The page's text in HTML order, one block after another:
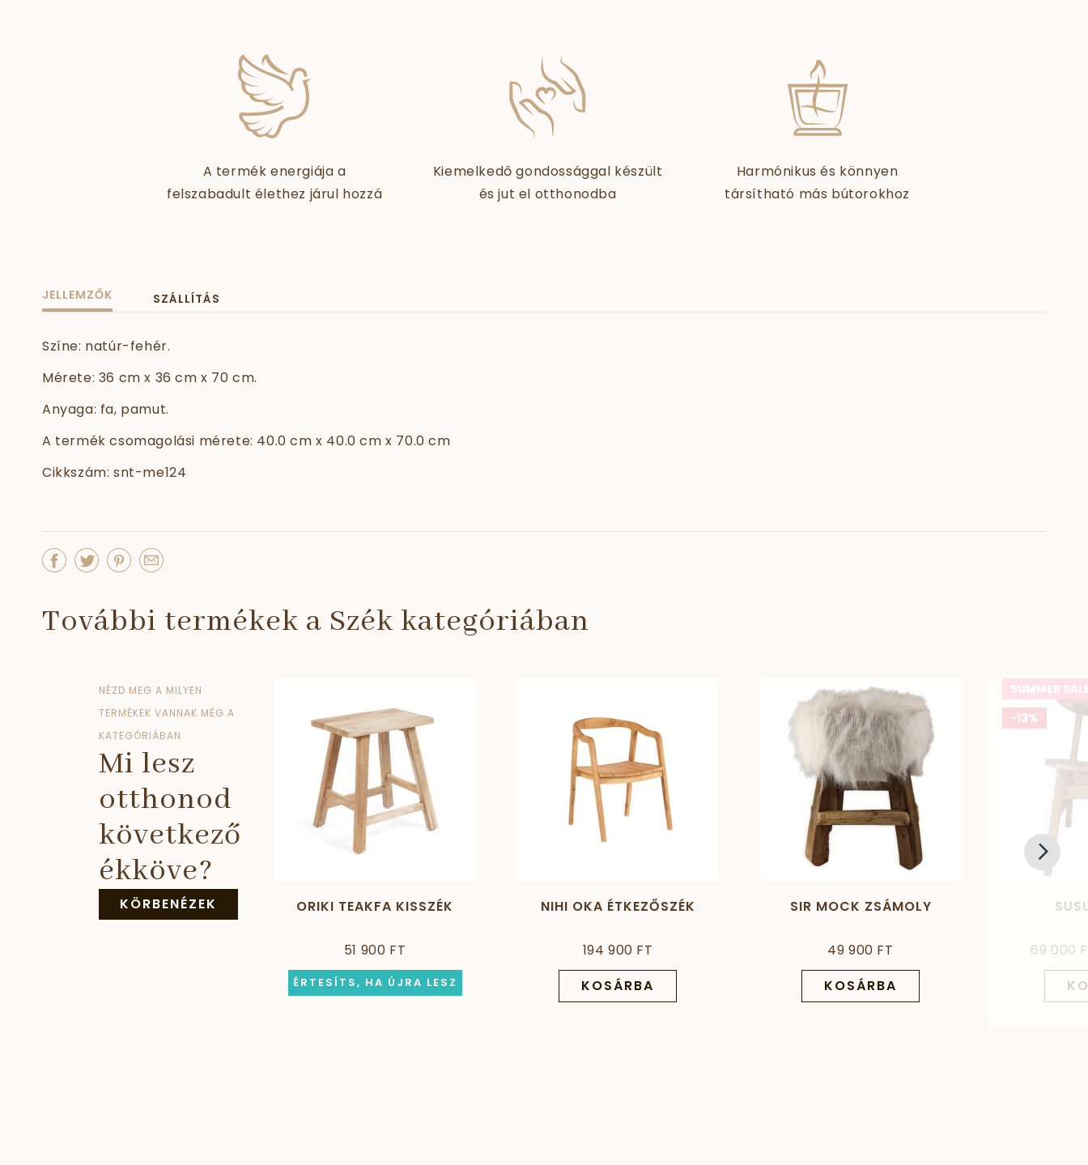
A termék energiája a
felszabadult élethez járul hozzá
Kiemelkedő gondossággal készült
és jut el otthonodba
Harmónikus és könnyen
társítható más bútorokhoz
JELLEMZŐK SZÁLLÍTÁS
Színe: natúr-fehér.
Mérete: 36 cm x 36 cm x 70 cm.
Anyaga: fa, pamut.
A termék csomagolási mérete: 40.0 cm x 40.0 cm x 70.0 cm
Cikkszám: snt-me124
További termékek a Szék kategóriában
NÉZD MEG A MILYEN
TERMÉKEK VANNAK MÉG A
KATEGÓRIÁBAN
Mi lesz
otthonod
következő
ékköve?
KÖRBENÉZEK ORIKI TEAKFA KISSZÉK
51 900 FT
ÉRTESÍTS, HA ÚJRA LESZ
NIHI OKA ÉTKEZŐSZÉK
194 900 FT
KOSÁRBA
SIR MOCK ZSÁMOLY
49 900 FT
KOSÁRBA
SUMMER
-13%
69 000